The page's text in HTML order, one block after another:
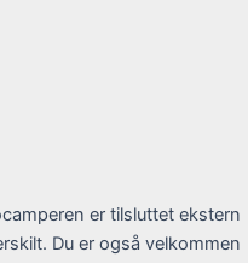
er tilsluttet ekstern
Du er også velkommen